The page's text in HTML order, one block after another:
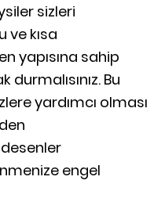
sizleri
ve kısa
yapısına sahip
Bu
yardımcı olması
engel